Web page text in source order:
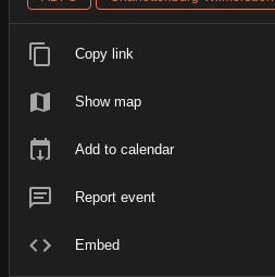
Copy link
Show map
Add to calendar
Report event
Embed